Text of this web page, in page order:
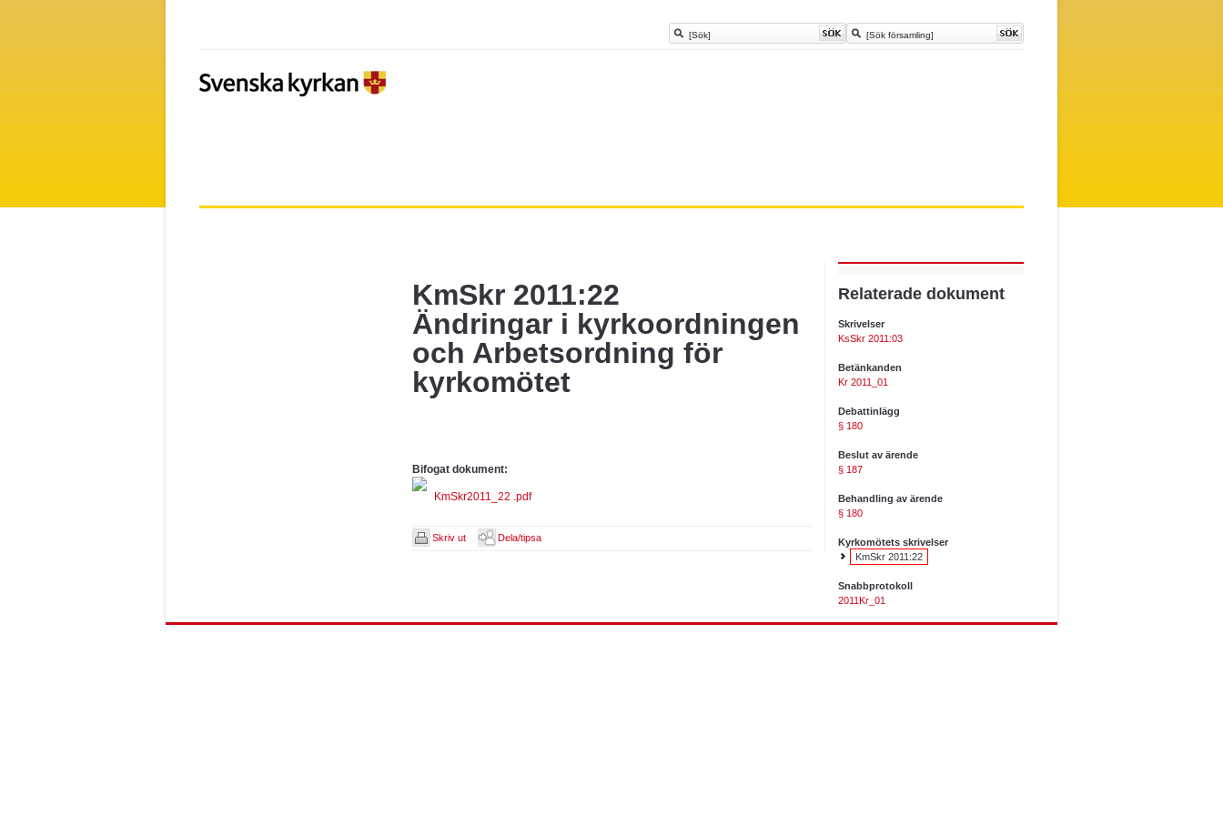
KmSkr 2011:22
Ändringar i kyrkoordningen
och Arbetsordning för
kyrkomötet
Bifogat dokument:
KmSkr2011_22 .pdf
Skriv ut Dela/tipsa
Relaterade dokument
Skrivelser
KsSkr 2011:03
Betänkanden
Kr 2011_01
Debattinlägg
§ 180
Beslut av ärende
§ 187
Behandling av ärende
§ 180
Kyrkomötets skrivelser
KmSkr 2011:22
Snabbprotokoll
2011Kr_01